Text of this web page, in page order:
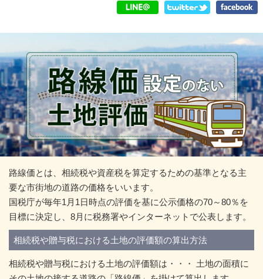
路線価とは、相続税や資産税を算定するための基準となる主
要な市街地の道路の価格をいいます。
国税庁が毎年1月1日時点の評価を基に公示価格の70～80％を
目標に決定し、8月に税務署やインターネットで公表します。
相続税や贈与税における土地の評価額の算出方法
相続税や贈与税における土地の評価額は・・・ 土地の面積に